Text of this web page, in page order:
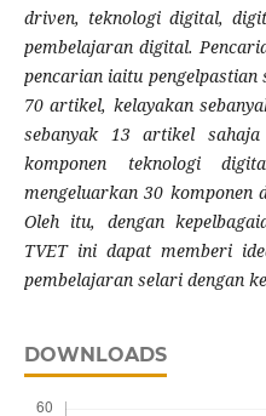
driven, teknologi digital,
pembelajaran digital.
pencarian iaitu pengelpastian
70 artikel, kelayakan
sebanyak 13 artikel
komponen teknologi
mengeluarkan 30
Oleh itu, dengan
TVET ini dapat memberi
pembelajaran selari dengan
DOWNLOADS